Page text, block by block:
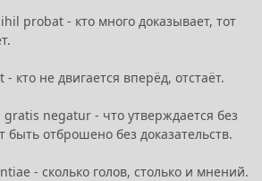
probat - кто много доказывает, тот
кто не двигается вперёд, отстаёт.
negatur - что утверждается без
быть отброшено без доказательств.
- сколько голов, столько и мнений.